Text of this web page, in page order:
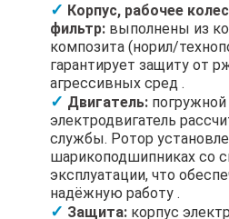
Корпус, рабочее
фильтр: выполнены из
композита (норил/
гарантирует защиту от
агрессивных сред .
Двигатель:
электродвигатель
службы. Ротор
шарикоподшипниках со
эксплуатации, что
надёжную работу .
Защита: корпус